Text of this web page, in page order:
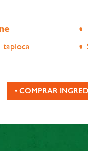
tapioca
• COMPRAR